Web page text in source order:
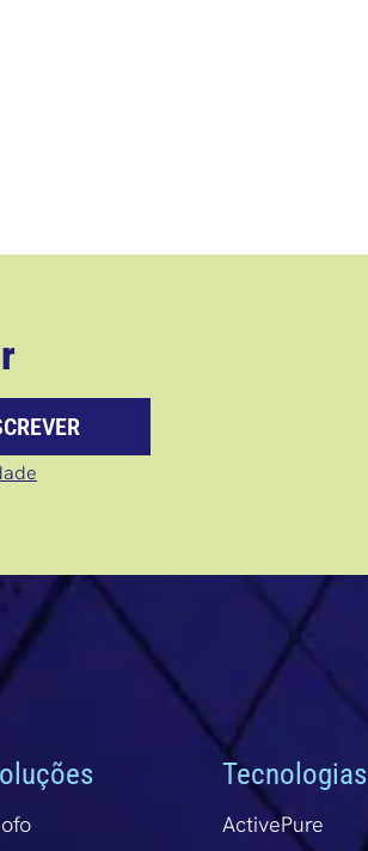
Tecnologias
ActivePure